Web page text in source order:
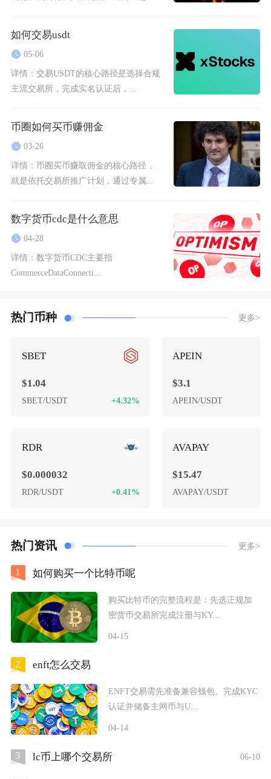
如何交易usdt
05-06
详情： 交易USDT的核心路径是选择合规
主流交易所，完成实名认证后，...
币圈如何买币赚佣金
03-26
详情： 币圈买币赚取佣金的核心路径，
就是依托交易所推广计划，通过专属...
数字货币cdc是什么意思
04-28
详情： 数字货币CDC主要指
CommerceDataConnecti...
热门币种 更多>
SBET
$1.04
SBET/USDT +4.32%
RDR
$0.000032
RDR/USDT +0.41%
APEIN
$3.1
APEIN/USDT
AVAPAY
$15.47
AVAPAY/USDT
热门资讯 更多>
1 如何购买一个比特币呢
购买比特币的完整流程是：先选正规加
密货币交易所完成注册与KY...
04-15
2 enft怎么交易
ENFT交易需先准备兼容钱包、完成KYC
认证并储备主网币与U...
04-14
3 lc币上哪个交易所 06-10